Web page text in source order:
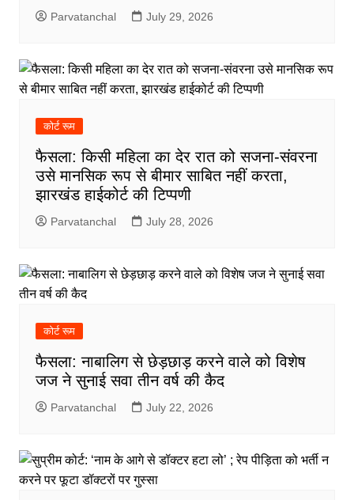
Parvatanchal July 29, 2026
कोर्ट रूम
फैसला: किसी महिला का देर रात को सजना-संवरना
उसे मानसिक रूप से बीमार साबित नहीं करता,
झारखंड हाईकोर्ट की टिप्पणी
Parvatanchal July 28, 2026
कोर्ट रूम
फैसला: नाबालिग से छेड़छाड़ करने वाले को विशेष
जज ने सुनाई सवा तीन वर्ष की कैद
Parvatanchal July 22, 2026